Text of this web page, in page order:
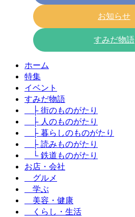
お知らせ
すみだ物語
ホーム
特集
イベント
すみだ物語
├ 街のものがたり
├ 人のものがたり
├ 暮らしのものがたり
├ 読みものがたり
└ 鉄道ものがたり
お店・会社
グルメ
学ぶ
美容・健康
くらし・生活